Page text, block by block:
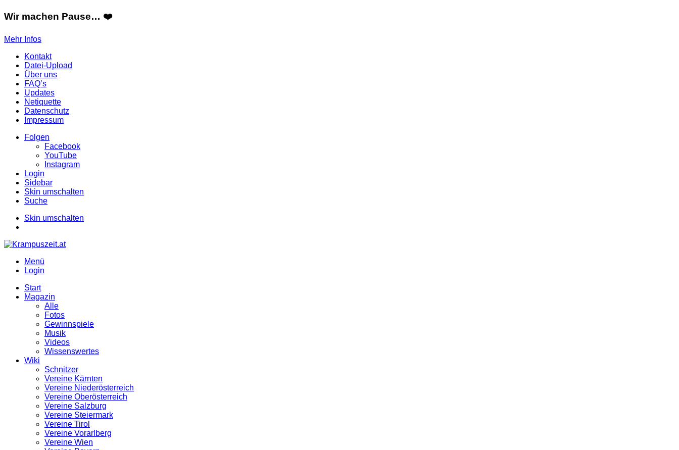
Wir machen Pause… ❤️
Mehr Infos
Kontakt
Datei-Upload
Über uns
FAQ’s
Updates
Netiquette
Datenschutz
Impressum
Folgen
Facebook
YouTube
Instagram
Login
Sidebar
Skin umschalten
Suche
Skin umschalten
Menü
Login
Start
Magazin
Alle
Fotos
Gewinnspiele
Musik
Videos
Wissenswertes
Wiki
Schnitzer
Vereine Kärnten
Vereine Niederösterreich
Vereine Oberösterreich
Vereine Salzburg
Vereine Steiermark
Vereine Tirol
Vereine Vorarlberg
Vereine Wien